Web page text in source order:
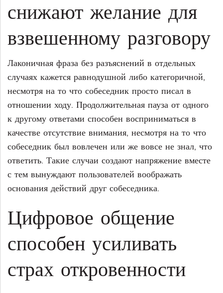
снижают желание для
взвешенному разговору
Лаконичная фраза без разъяснений в отдельных
случаях кажется равнодушной либо категоричной,
несмотря на то что собеседник просто писал в
отношении ходу. Продолжительная пауза от одного
к другому ответами способен восприниматься в
качестве отсутствие внимания, несмотря на то что
собеседник был вовлечен или же вовсе не знал, что
ответить. Такие случаи создают напряжение вместе
с тем вынуждают пользователей воображать
основания действий друг собеседника.
Цифровое общение
способен усиливать
страх откровенности